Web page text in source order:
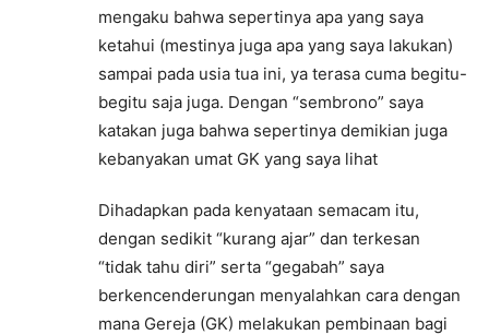
mengaku bahwa sepertinya apa yang saya
ketahui (mestinya juga apa yang saya lakukan)
sampai pada usia tua ini, ya terasa cuma begitu-
begitu saja juga. Dengan “sembrono” saya
katakan juga bahwa sepertinya demikian juga
kebanyakan umat GK yang saya lihat
Dihadapkan pada kenyataan semacam itu,
dengan sedikit “kurang ajar” dan terkesan
“tidak tahu diri” serta “gegabah” saya
berkencenderungan menyalahkan cara dengan
mana Gereja (GK) melakukan pembinaan bagi